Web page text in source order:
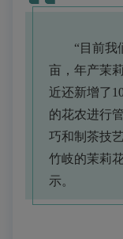
“目前我
亩，年产茉
近还新增了
的花农进行
巧和制茶技
竹岐的茉莉
示。